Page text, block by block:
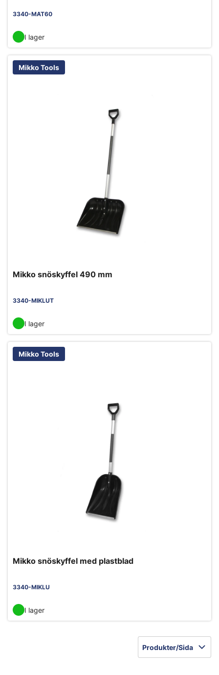
3340-MAT60
I lager
Mikko Tools
Mikko snöskyffel 490 mm
3340-MIKLUT
I lager
Mikko Tools
Mikko snöskyffel med plastblad
3340-MIKLU
I lager
Produkter/Sida